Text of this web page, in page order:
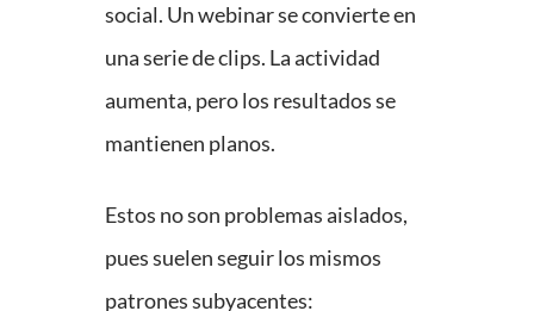
social. Un webinar se convierte en
una serie de clips. La actividad
aumenta, pero los resultados se
mantienen planos.
Estos no son problemas aislados,
pues suelen seguir los mismos
patrones subyacentes: